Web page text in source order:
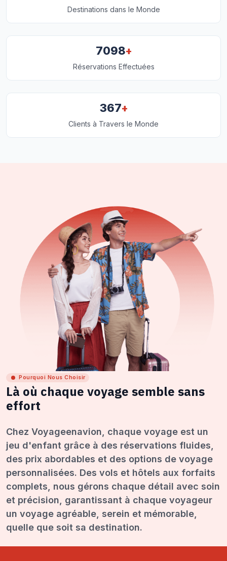
Destinations dans le Monde
7098+
Réservations Effectuées
367+
Clients à Travers le Monde
Pourquoi Nous Choisir
Là où chaque voyage semble sans
effort
Chez Voyageenavion, chaque voyage est un
jeu d'enfant grâce à des réservations fluides,
des prix abordables et des options de voyage
personnalisées. Des vols et hôtels aux forfaits
complets, nous gérons chaque détail avec soin
et précision, garantissant à chaque voyageur
un voyage agréable, serein et mémorable,
quelle que soit sa destination.